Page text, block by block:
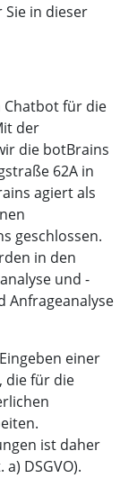
in dieser
Chatbot für die
der
die botBrains
62A in
agiert als
geschlossen.
in den
und -
Anfrageanalyse
einer
die für die
ist daher
DSGVO).